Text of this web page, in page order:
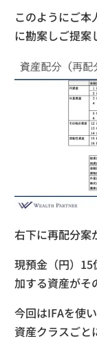
このようにご本
に勘案しご提案
右下に再配分案
現預金（円）
加する資産がそ
今回はIFAを使
資産クラスごと